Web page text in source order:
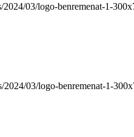
03/logo-benremenat-1-
03/logo-benremenat-1-